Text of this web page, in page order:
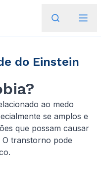
do Einstein
ao medo
se amplos e
que possam causar
transtorno pode